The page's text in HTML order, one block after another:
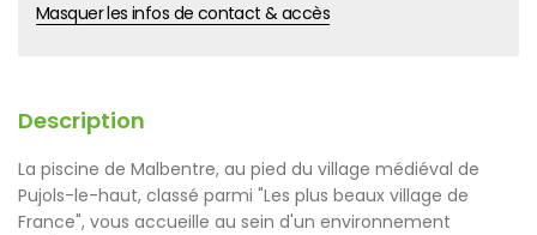
Masquer les infos de contact & accès
Description
La piscine de Malbentre, au pied du village médiéval de
Pujols-le-haut, classé parmi "Les plus beaux village de
France", vous accueille au sein d'un environnement